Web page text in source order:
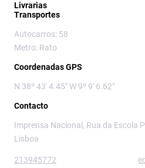
Livrarias
Transportes
Autocarros: 58
Metro: Rato
Coordenadas GPS
N 38º 43' 4.45" W 9º 9' 6.62"
Contacto
Imprensa Nacional, Rua da Escola
Lisboa
213945772